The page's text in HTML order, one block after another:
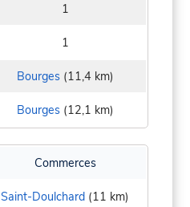
1
1
Bourges(11,4 km)
Bourges(12,1 km)
Commerces
Saint-Doulchard (11 km)